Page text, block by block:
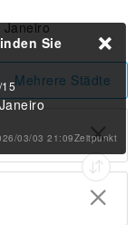
Janeiro
Mehrere Städte
Sie
03/03 21:09Zeitpunkt